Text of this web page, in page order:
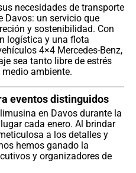
necesidades de transporte
Davos: un servicio que
y sostenibilidad. Con
logística y una flota
4×4 Mercedes-Benz,
sea tanto libre de estrés
ambiente.
eventos distinguidos
en Davos durante la
cada enero. Al brindar
a los detalles y
hemos ganado la
y organizadores de